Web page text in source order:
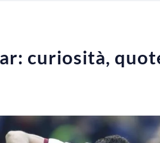
curiosità,